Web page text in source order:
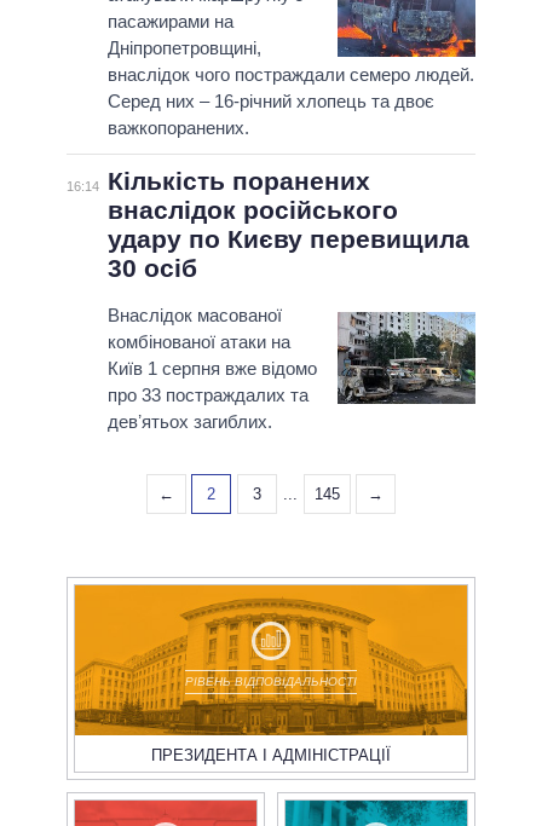
пасажирами на
Дніпропетровщині,
внаслідок чого постраждали семеро людей.
Серед них – 16-річний хлопець та двоє
важкопоранених.
16:14
Кількість поранених
внаслідок російського
удару по Києву перевищила
30 осіб
Внаслідок масованої
комбінованої атаки на
Київ 1 серпня вже відомо
про 33 постраждалих та
девʼятьох загиблих.
← 2 3 ... 145 →
РІВЕНЬ ВІДПОВІДАЛЬНОСТІ
ПРЕЗИДЕНТА І АДМІНІСТРАЦІЇ